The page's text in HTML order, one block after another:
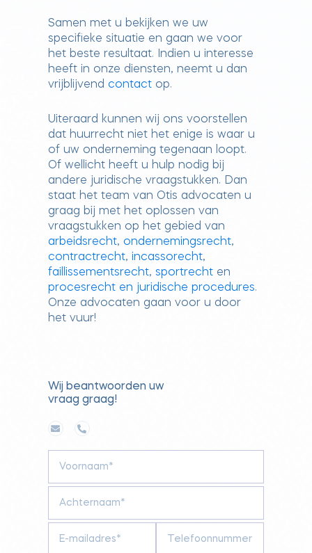
Samen met u bekijken we uw
specifieke situatie en gaan we voor
het beste resultaat. Indien u interesse
heeft in onze diensten, neemt u dan
vrijblijvend contactop.
Uiteraard kunnen wij ons voorstellen
dat huurrecht niet het enige is waar u
of uw onderneming tegenaan loopt.
Of wellicht heeft u hulp nodig bij
andere juridische vraagstukken. Dan
staat het team van Otis advocaten u
graag bij met het oplossen van
vraagstukken op het gebied van
arbeidsrecht, ondernemingsrecht,
contractrecht, incassorecht,
faillissementsrecht, sportrechten
procesrecht en juridische procedures.
Onze advocaten gaan voor u door
het vuur!
Wij beantwoorden uw
vraag graag!